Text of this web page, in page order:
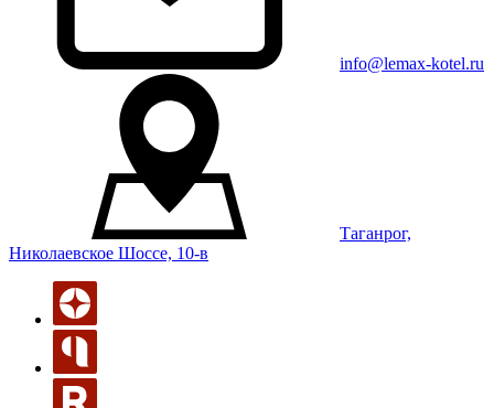
info@lemax-kotel.ru
Таганрог,
Николаевское Шоссе, 10-в